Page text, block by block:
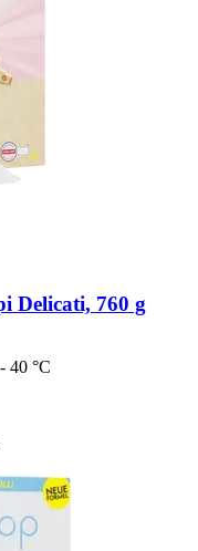
Delicati, 760 g
40 °C